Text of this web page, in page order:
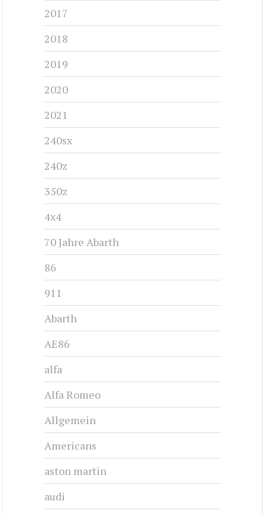
2017
2018
2019
2020
2021
240sx
240z
350z
4x4
70 Jahre Abarth
86
911
Abarth
AE86
alfa
Alfa Romeo
Allgemein
Americans
aston martin
audi